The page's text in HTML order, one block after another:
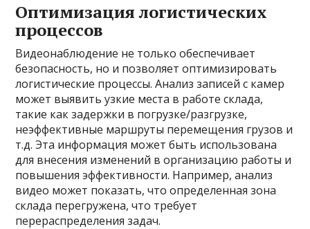
Оптимизация логистических
процессов
Видеонаблюдение не только обеспечивает
безопасность, но и позволяет оптимизировать
логистические процессы. Анализ записей с камер
может выявить узкие места в работе склада,
такие как задержки в погрузке/разгрузке,
неэффективные маршруты перемещения грузов и
т.д. Эта информация может быть использована
для внесения изменений в организацию работы и
повышения эффективности. Например, анализ
видео может показать, что определенная зона
склада перегружена, что требует
перераспределения задач.